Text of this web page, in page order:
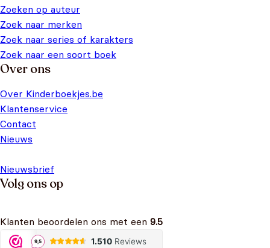
Zoeken op auteur
Zoek naar merken
Zoek naar series of karakters
Zoek naar een soort boek
Over ons
Over Kinderboekjes.be
Klantenservice
Contact
Nieuws
Nieuwsbrief
Volg ons op
Klanten beoordelen ons met een 9.5